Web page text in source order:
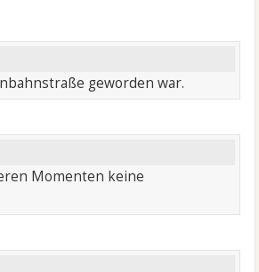
geworden war.
Momenten keine